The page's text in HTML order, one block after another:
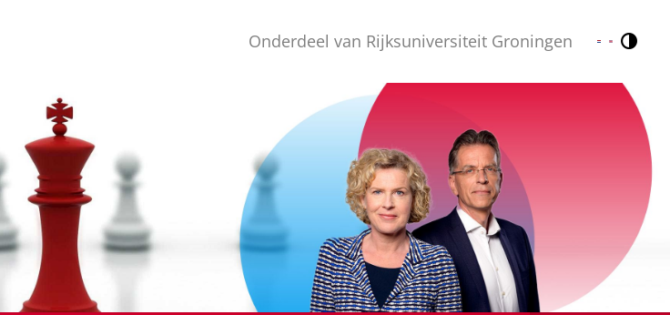
Onderdeel van Rijksuniversiteit Groningen Nederlands
English